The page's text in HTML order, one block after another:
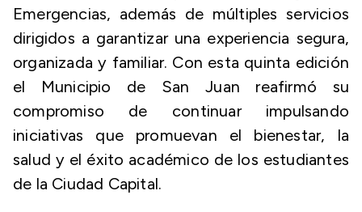
Emergencias, además de múltiples servicios
dirigidos a garantizar una experiencia segura,
organizada y familiar. Con esta quinta edición
el Municipio de San Juan reafirmó su
compromiso de continuar impulsando
iniciativas que promuevan el bienestar, la
salud y el éxito académico de los estudiantes
de la Ciudad Capital.